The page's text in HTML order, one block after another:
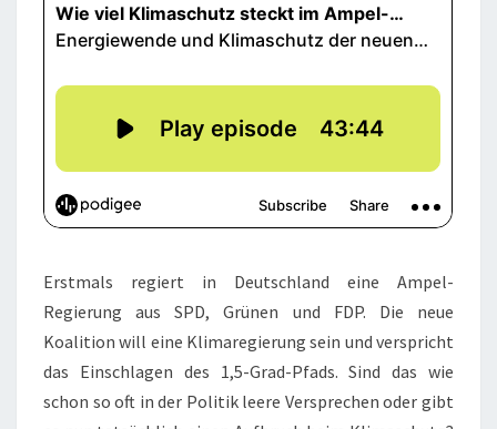
Erstmals regiert in Deutschland eine Ampel-
Regierung aus SPD, Grünen und FDP. Die neue
Koalition will eine Klimaregierung sein und verspricht
das Einschlagen des 1,5-Grad-Pfads. Sind das wie
schon so oft in der Politik leere Versprechen oder gibt